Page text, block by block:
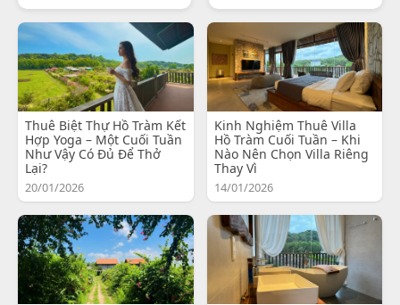
Thuê Biệt Thự Hồ Tràm Kết
Hợp Yoga – Một Cuối Tuần
Như Vậy Có Đủ Để Thở
Lại?
20/01/2026
Kinh Nghiệm Thuê Villa
Hồ Tràm Cuối Tuần – Khi
Nào Nên Chọn Villa Riêng
Thay Vì
14/01/2026